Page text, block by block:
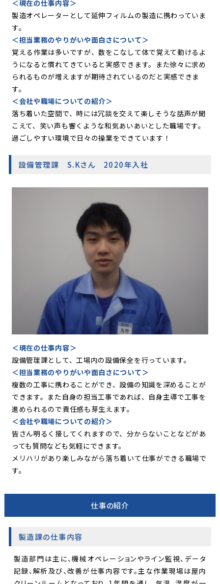
＜現在の仕事内容＞
製造オペレーターとして延伸フィルムの製造に携わっていま
す。
＜担当業務のやりがいや面白さについて＞
覚える作業は多いですが、数をこなして体で覚えて動けるよ
うになると慣れてきていると実感できます。また徐々に求め
られるものが増えますが期待されているのだと実感できま
す。
＜会社や職場についての紹介＞
落ち着いた空間で、時には冗談を交えて楽しそうな話声が聞
こえて、笑い声も響くような和気あいあいとした職場です。
過ごしやすい環境で日々の操業をできています！
設備管理課 S.Kさん 2020年入社
＜現在の仕事内容＞
設備管理課として、工場内の設備保全を行っています。
＜担当業務のやりがいや面白さについて＞
複数の工事に携わることができ、設備の知識を深めることが
できます。また自身の担当工事であれば、自身主導で工事を
進められるので責任感も芽生えます。
＜会社や職場についての紹介＞
皆さん明るく接してくれますので、分からないことなどがあ
っても質問なども気軽にできます。
メリハリがあり楽しみながら落ち着いて仕事ができる職場で
す。
仕事の紹介
製造課の仕事内容
製造部門は主に、機械オペレーションやライン監視、データ
記録、解析及び、改善が仕事内容です。主な作業現場は屋内